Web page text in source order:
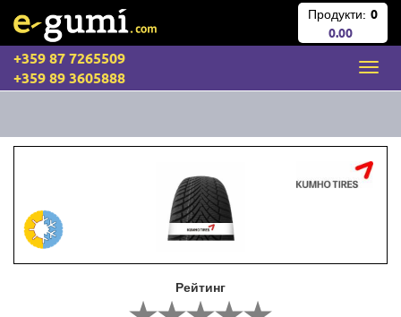
Продукти: 0
0.00
+359 87 7265509
+359 89 3605888
Рейтинг